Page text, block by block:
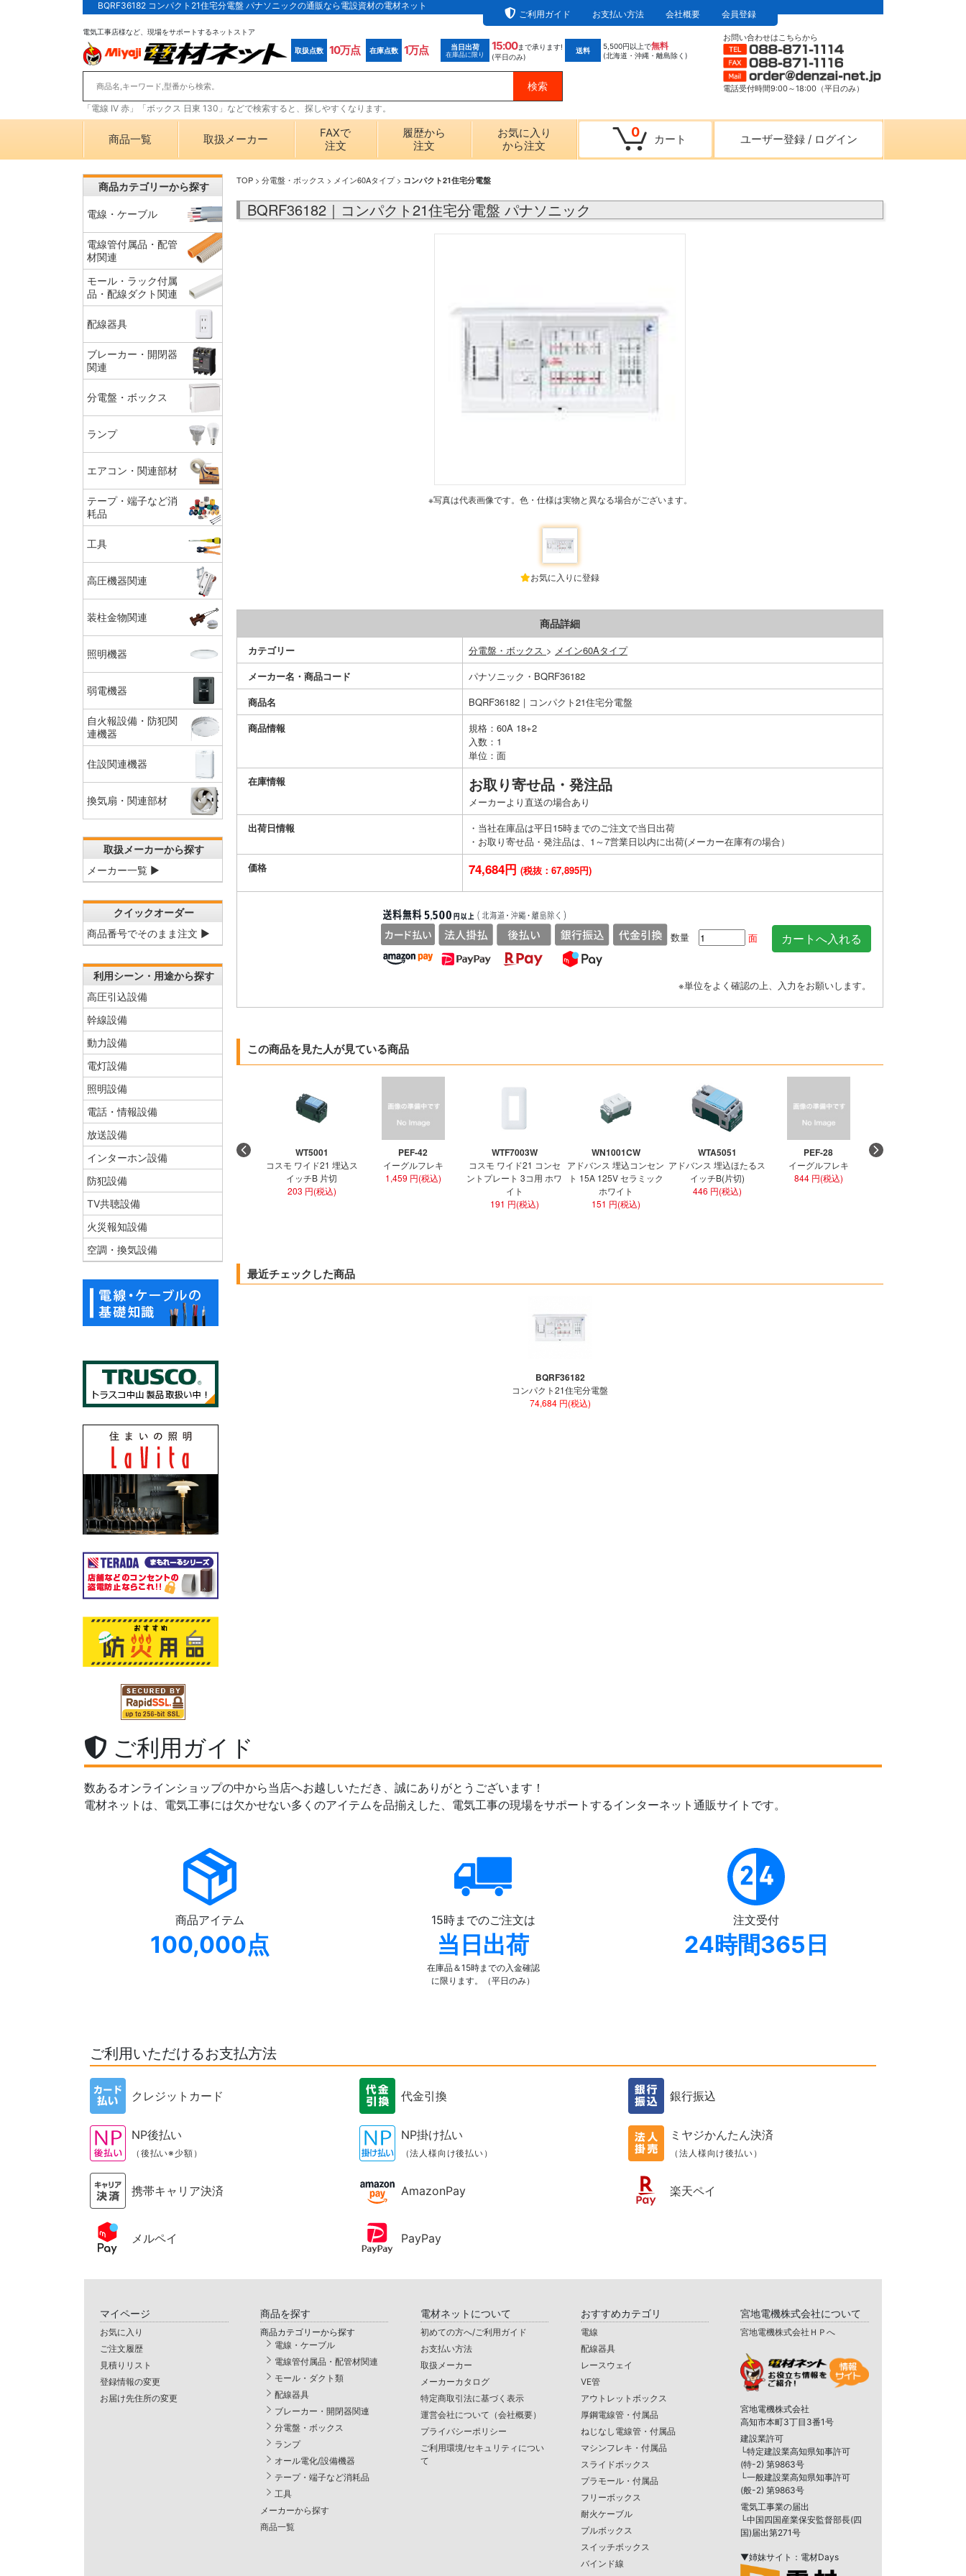
BQRF36182 コンパクト21住宅分電盤 パナソニックの通販なら電設資材の電材ネット
ご利用ガイド
お支払い方法 会社概要 会員登録
電気工事店様など、現場をサポートするネットストア
取扱点数 10万点 在庫点数 1万点 当日出荷
在庫品に限り
15:00まで承ります!
(平日のみ)
送料 5,500円以上で無料
(北海道・沖縄・離島除く)
「電線 IV 赤」「ボックス 日東 130」などで検索すると、探しやすくなります。
お問い合わせはこちらから
電話受付時間9:00～18:00（平日のみ）
商品一覧 取扱メーカー
FAXで
注文
履歴から
注文
お気に入り
から注文
0 カート ユーザー登録 / ログイン
TOP > 分電盤・ボックス > メイン60Aタイプ> コンパクト21住宅分電盤
BQRF36182｜コンパクト21住宅分電盤 パナソニック
※写真は代表画像です。色・仕様は実物と異なる場合がございます。
お気に入りに登録
商品詳細
カテゴリー 分電盤・ボックス > メイン60Aタイプ
メーカー名・商品コード
パナソニック・BQRF36182
商品名
BQRF36182｜コンパクト21住宅分電盤
商品情報
規格：60A 18+2
入数：1
単位：面
在庫情報
お取り寄せ品・発注品
メーカーより直送の場合あり
出荷日情報
・当社在庫品は平日15時までのご注文で当日出荷
・お取り寄せ品・発注品は、1～7営業日以内に出荷(メーカー在庫有の場合）
価格
74,684円 (税抜：67,895円)
数量 面
※単位をよく確認の上、入力をお願いします。
この商品を見た人が見ている商品
WT5001
コスモ ワイド21 埋込ス
イッチB 片切
203 円(税込)
PEF-42
イーグルフレキ
1,459 円(税込)
WTF7003W
コスモ ワイド21 コンセ
ントプレート 3コ用 ホワ
イト
191 円(税込)
WN1001CW
アドバンス 埋込コンセン
ト 15A 125V セラミック
ホワイト
151 円(税込)
WTA5051
アドバンス 埋込ほたるス
イッチB(片切)
446 円(税込)
PEF-28
イーグルフレキ
844 円(税込)
最近チェックした商品
BQRF36182
コンパクト21住宅分電盤
74,684 円(税込)
商品カテゴリーから探す
電線・ケーブル
電線管付属品・配管
材関連
モール・ラック付属
品・配線ダクト関連
配線器具
ブレーカー・開閉器
関連
分電盤・ボックス
ランプ
エアコン・関連部材
テープ・端子など消
耗品
工具
高圧機器関連
装柱金物関連
照明機器
弱電機器
自火報設備・防犯関
連機器
住設関連機器
換気扇・関連部材
取扱メーカーから探す
メーカー一覧 ▶
クイックオーダー
商品番号でそのまま注文 ▶
利用シーン・用途から探す
高圧引込設備
幹線設備
動力設備
電灯設備
照明設備
電話・情報設備
放送設備
インターホン設備
防犯設備
TV共聴設備
火災報知設備
空調・換気設備
ご利用ガイド
数あるオンラインショップの中から当店へお越しいただき、誠にありがとうございます！
電材ネットは、電気工事には欠かせない多くのアイテムを品揃えした、電気工事の現場をサポートするインターネット通販サイトです。
商品アイテム
100,000点
15時までのご注文は
当日出荷
在庫品＆15時までの入金確認
に限ります。（平日のみ）
注文受付
24時間365日
ご利用いただけるお支払方法
クレジットカード 代金引換 銀行振込
NP後払い
（後払い※少額）
NP掛け払い
（法人様向け後払い）
ミヤジかんたん決済
（法人様向け後払い）
携帯キャリア決済 AmazonPay 楽天ペイ
メルペイ PayPay
マイページ
お気に入り
ご注文履歴
見積りリスト
登録情報の変更
お届け先住所の変更
商品を探す
商品カテゴリーから探す
電線・ケーブル
電線管付属品・配管材関連
モール・ダクト類
配線器具
ブレーカー・開閉器関連
分電盤・ボックス
ランプ
オール電化/設備機器
テープ・端子など消耗品
工具
メーカーから探す
商品一覧
電材ネットについて
初めての方へ/ご利用ガイド
お支払い方法
取扱メーカー
メーカーカタログ
特定商取引法に基づく表示
運営会社について（会社概要）
プライバシーポリシー
ご利用環境/セキュリティについ
て
おすすめカテゴリ
電線
配線器具
レースウェイ
VE管
アウトレットボックス
厚鋼電線管・付属品
ねじなし電線管・付属品
マシンフレキ・付属品
スライドボックス
プラモール・付属品
フリーボックス
耐火ケーブル
プルボックス
スイッチボックス
バインド線
宮地電機株式会社について
宮地電機株式会社ＨＰへ
宮地電機株式会社
高知市本町3丁目3番1号
建設業許可
└特定建設業高知県知事許可
(特-2) 第9863号
└一般建設業高知県知事許可
(般-2) 第9863号
電気工事業の届出
└中国四国産業保安監督部長(四
国)届出第271号
▼姉妹サイト：電材Days